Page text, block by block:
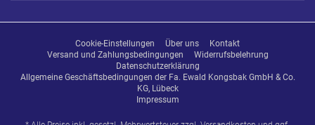
Cookie-Einstellungen Über uns
Kontakt
Versand und Zahlungsbedingungen
Widerrufsbelehrung
Datenschutzerklärung
Allgemeine Geschäftsbedingungen der Fa. Ewald Kongsbak GmbH & Co.
KG, Lübeck
Impressum